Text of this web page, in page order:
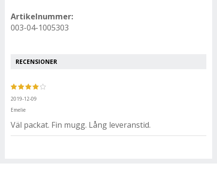
Artikelnummer:
003-04-1005303
RECENSIONER
2019-12-09
Emelie
Väl packat. Fin mugg. Lång leveranstid.